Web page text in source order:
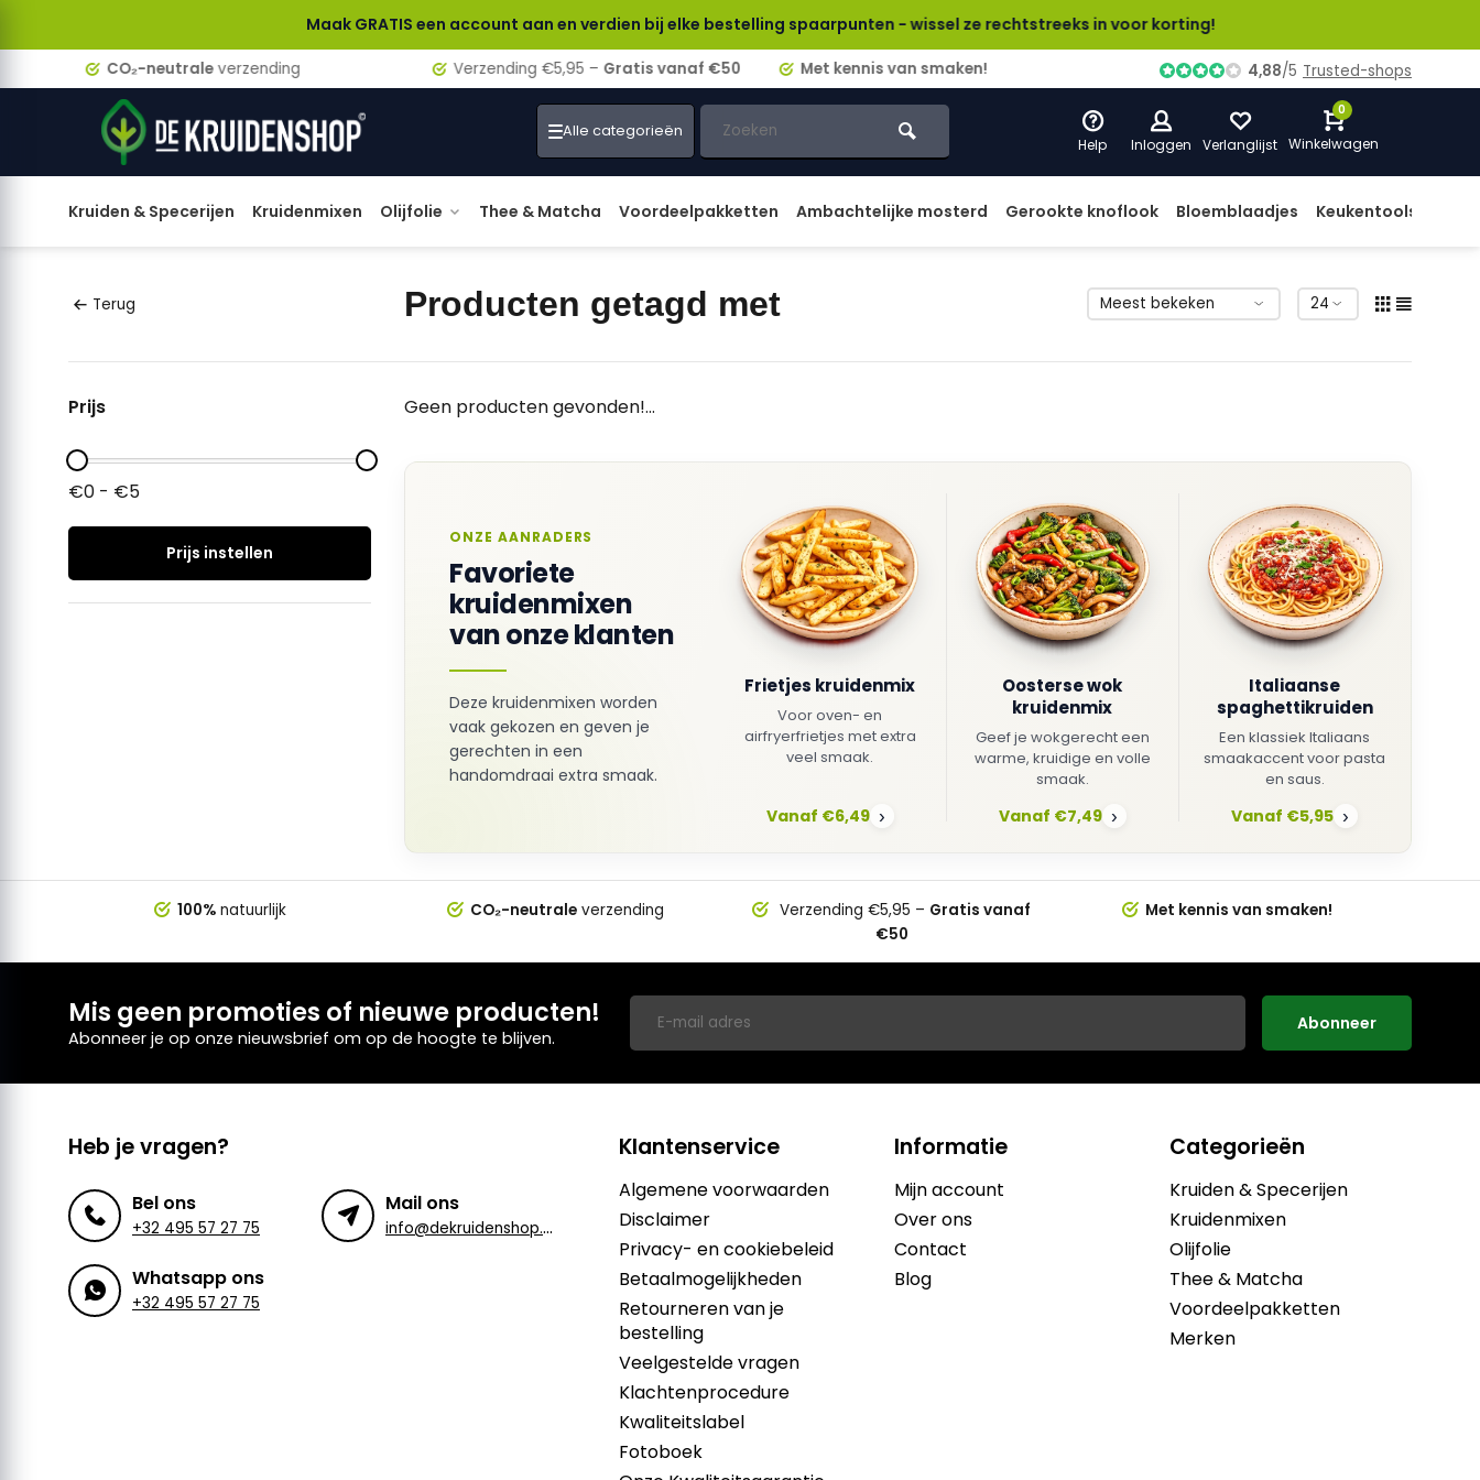
Maak GRATIS een account aan en verdien bij elke bestelling spaarpunten - wissel ze rechtstreeks in voor korting!
CO₂-neutraleverzending Verzending €5,95 – Gratis vanaf €50 Met kennis van smaken! 4,88/5 Trusted-shops
Alle categorieën
Help Inloggen Verlanglijst
0
Winkelwagen
Kruiden & Specerijen Kruidenmixen Olijfolie Thee & Matcha Voordeelpakketten Ambachtelijke mosterd Gerookte knoflook Bloemblaadjes Keukentools
Terug Producten getagd met
Prijs
€0 - €5
Prijs instellen
Geen producten gevonden!...
ONZE AANRADERS
Favoriete
kruidenmixen
van onze klanten
Deze kruidenmixen worden
vaak gekozen en geven je
gerechten in een
handomdraai extra smaak.
Frietjes kruidenmix
Voor oven- en
airfryerfrietjes met extra
veel smaak.
Vanaf €6,49 ›
Oosterse wok
kruidenmix
Geef je wokgerecht een
warme, kruidige en volle
smaak.
Vanaf €7,49 ›
Italiaanse
spaghettikruiden
Een klassiek Italiaans
smaakaccent voor pasta
en saus.
Vanaf €5,95 ›
100%natuurlijk CO₂-neutrale verzending Verzending €5,95 – Gratis vanaf
€50
Met kennis van smaken!
Mis geen promoties of nieuwe producten!
Abonneer je op onze nieuwsbrief om op de hoogte te blijven.
Abonneer
Heb je vragen?
Bel ons
+32 495 57 27 75
Mail ons
i
nfo@dekruidenshop.be
Whatsapp ons
+32 495 57 27 75
Klantenservice
Algemene voorwaarden
Disclaimer
Privacy- en cookiebeleid
Betaalmogelijkheden
Retourneren van je
bestelling
Veelgestelde vragen
Klachtenprocedure
Kwaliteitslabel
Fotoboek
Informatie
Mijn account
Over ons
Contact
Blog
Categorieën
Kruiden & Specerijen
Kruidenmixen
Olijfolie
Thee & Matcha
Voordeelpakketten
Merken